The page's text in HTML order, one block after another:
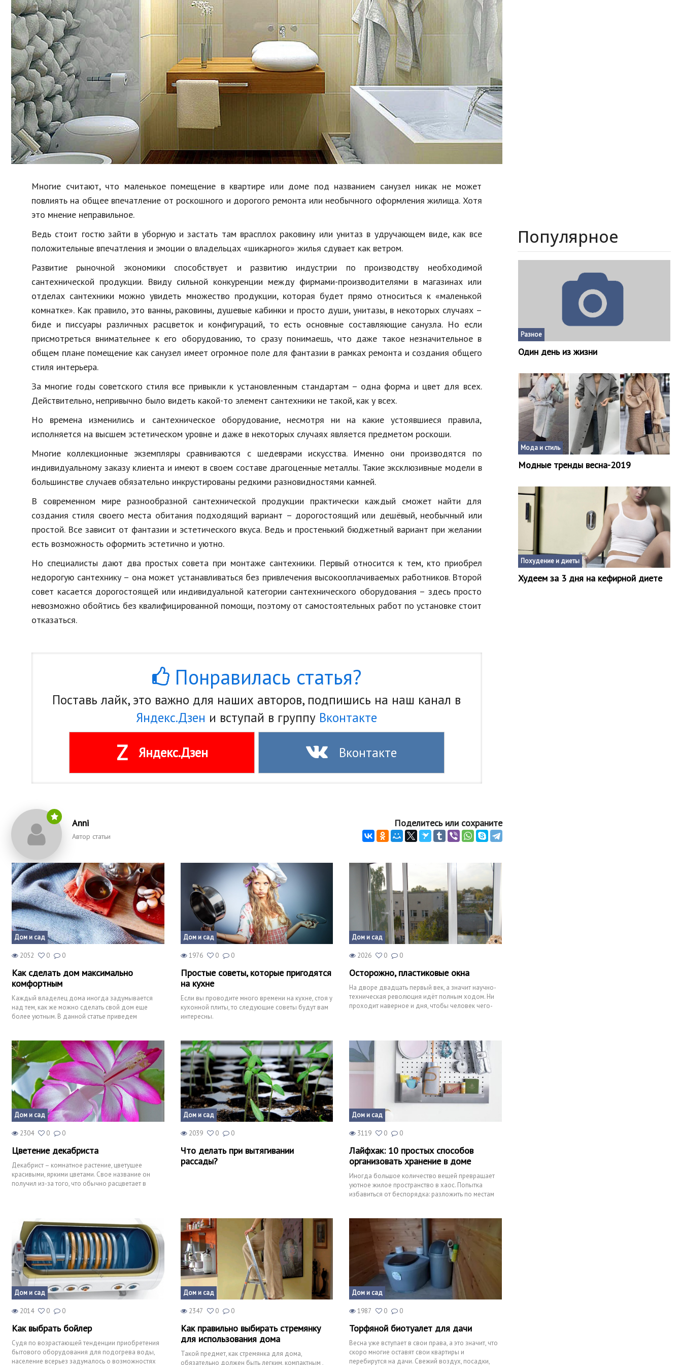
Образование
В мире
Культура
Авто, мото
Спорт
Знаменитости
Спорт и фитнес
Психология и отношения
Творчество и рукоделие
Разное
Работа и бизнес
Еда и напитки
Мода и стиль
Бизнес
Хобби и развлечения
Финансы
Юриспруденция
Природа
Образование
Многие считают, что маленькое помещение в квартире или доме под названием санузел никак не может
повлиять на общее впечатление от роскошного и дорогого ремонта или необычного оформления жилища. Хотя
это мнение неправильное.
Ведь стоит гостю зайти в уборную и застать там врасплох раковину или унитаз в удручающем виде, как все
положительные впечатления и эмоции о владельцах «шикарного» жилья сдувает как ветром.
Развитие рыночной экономики способствует и развитию индустрии по производству необходимой
сантехнической продукции. Ввиду сильной конкуренции между фирмами-производителями в магазинах или
отделах сантехники можно увидеть множество продукции, которая будет прямо относиться к «маленькой
комнатке». Как правило, это ванны, раковины, душевые кабинки и просто души, унитазы, в некоторых случаях –
биде и писсуары различных расцветок и конфигураций, то есть основные составляющие санузла. Но если
присмотреться внимательнее к его оборудованию, то сразу понимаешь, что даже такое незначительное в
общем плане помещение как санузел имеет огромное поле для фантазии в рамках ремонта и создания общего
стиля интерьера.
За многие годы советского стиля все привыкли к установленным стандартам – одна форма и цвет для всех.
Действительно, непривычно было видеть какой-то элемент сантехники не такой, как у всех.
Но времена изменились и сантехническое оборудование, несмотря ни на какие устоявшиеся правила,
исполняется на высшем эстетическом уровне и даже в некоторых случаях является предметом роскоши.
Многие коллекционные экземпляры сравниваются с шедеврами искусства. Именно они производятся по
индивидуальному заказу клиента и имеют в своем составе драгоценные металлы. Такие эксклюзивные модели в
большинстве случаев обязательно инкрустированы редкими разновидностями камней.
В современном мире разнообразной сантехнической продукции практически каждый сможет найти для
создания стиля своего места обитания подходящий вариант – дорогостоящий или дешёвый, необычный или
простой. Все зависит от фантазии и эстетического вкуса. Ведь и простенький бюджетный вариант при желании
есть возможность оформить эстетично и уютно.
Но специалисты дают два простых совета при монтаже сантехники. Первый относится к тем, кто приобрел
недорогую сантехнику – она может устанавливаться без привлечения высокооплачиваемых работников. Второй
совет касается дорогостоящей или индивидуальной категории сантехнического оборудования – здесь просто
невозможно обойтись без квалифицированной помощи, поэтому от самостоятельных работ по установке стоит
отказаться.
Понравилась статья?
Поставь лайк, это важно для наших авторов, подпишись на наш канал в
Яндекс.Дзен и вступай в группу Вконтакте
Z Яндекс.Дзен Вконтакте
Anni
Автор статьи
Поделитесь или сохраните
Дом и сад
2052 0 0
Как сделать дом максимально
комфортным
Каждый владелец дома иногда задумывается
над тем, как же можно сделать свой дом еще
более уютным. В данной статье приведем
Дом и сад
1976 0 0
Простые советы, которые пригодятся
на кухне
Если вы проводите много времени на кухне, стоя у
кухонной плиты, то следующие советы будут вам
интересны.
Дом и сад
2026 0 0
Осторожно, пластиковые окна
На дворе двадцать первый век, а значит научно-
техническая революция идёт полным ходом. Ни
проходит наверное и дня, чтобы человек чего-
Дом и сад
2304 0 0
Цветение декабриста
Декабрист – комнатное растение, цветущее
красивыми, яркими цветами. Свое название он
получил из-за того, что обычно расцветает в
Дом и сад
2039 0 0
Что делать при вытягивании
рассады?
Дом и сад
3119 0 0
Лайфхак: 10 простых способов
организовать хранение в доме
Иногда большое количество вещей превращает
уютное жилое пространство в хаос. Попытка
избавиться от беспорядка: разложить по местам
Дом и сад
2014 0 0
Как выбрать бойлер
Судя по возрастающей тенденции приобретения
бытового оборудования для подогрева воды,
население всерьез задумалось о возможностях
Дом и сад
2347 0 0
Как правильно выбирать стремянку
для использования дома
Такой предмет, как стремянка для дома,
обязательно должен быть легким, компактным ,
Дом и сад
1987 0 0
Торфяной биотуалет для дачи
Весна уже вступает в свои права, а это значит, что
скоро многие оставят свои квартиры и
перебирутся на дачи. Свежий воздух, посадки,
Популярное
Разное
Один день из жизни
Мода и стиль
Модные тренды весна-2019
Похудение и диеты
Худеем за 3 дня на кефирной диете